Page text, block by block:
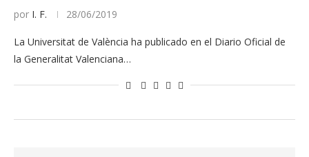
por I. F. 28/06/2019
La Universitat de València ha publicado en el Diario Oficial de
la Generalitat Valenciana…